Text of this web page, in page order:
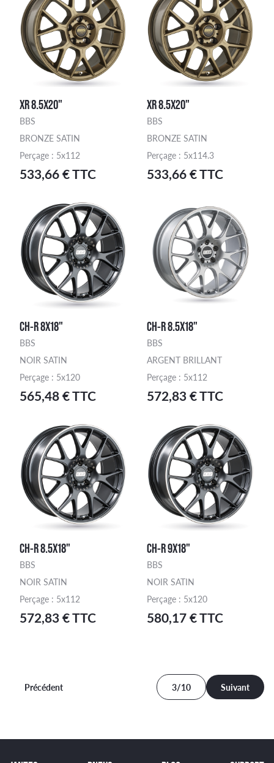
XR 8.5X20"
BBS
BRONZE SATIN
Perçage : 5x112
533,66 € TTC
XR 8.5X20"
BBS
BRONZE SATIN
Perçage : 5x114.3
533,66 € TTC
CH-R 8X18"
BBS
NOIR SATIN
Perçage : 5x120
565,48 € TTC
CH-R 8.5X18"
BBS
ARGENT BRILLANT
Perçage : 5x112
572,83 € TTC
CH-R 8.5X18"
BBS
NOIR SATIN
Perçage : 5x112
572,83 € TTC
CH-R 9X18"
BBS
NOIR SATIN
Perçage : 5x120
580,17 € TTC
Précédent 3/10 Suivant